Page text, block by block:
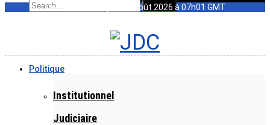
Dernière Mise à jour : 7 août 2026 à 07h01 GMT
Politique
Institutionnel
Judiciaire